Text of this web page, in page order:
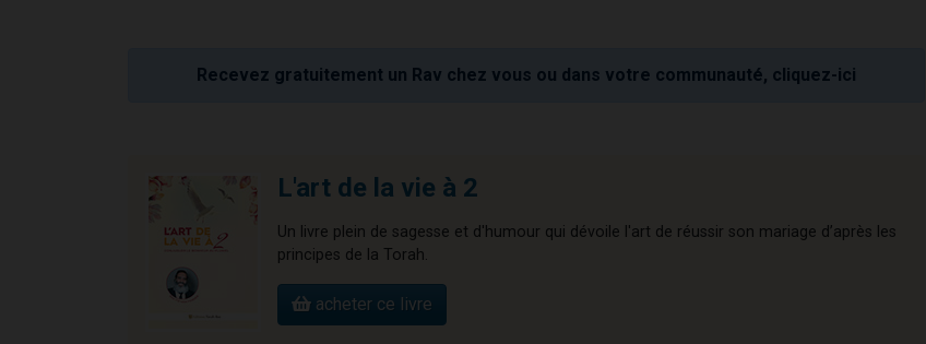
Recevez gratuitement un Rav chez vous ou dans votre communauté, cliquez-ici
L'art de la vie à 2
Un livre plein de sagesse et d'humour qui dévoile l'art de réussir son mariage d’après les
principes de la Torah.
acheter ce livre